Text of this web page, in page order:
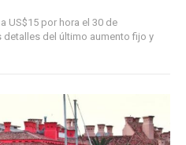
US$15 por hora el 30 de
del último aumento fijo y